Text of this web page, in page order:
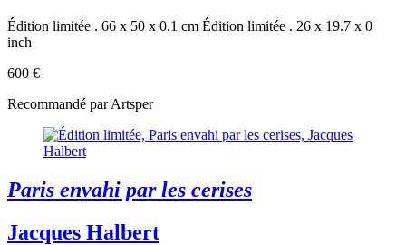
Édition limitée . 66 x 50 x 0.1 cm Édition limitée . 26 x 19.7 x 0
inch
600 €
Recommandé par Artsper
Paris envahi par les cerises
Jacques Halbert